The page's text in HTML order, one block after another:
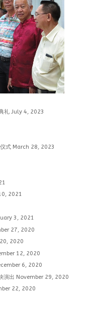
礼 July 4, 2023
式 March 28, 2023
2021
3, 2021
27, 2020
2020
12, 2020
6, 2020
演出 November 29, 2020
22, 2020